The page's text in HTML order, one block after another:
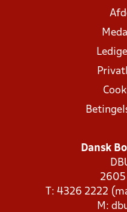
Dansk
2605
T: 4326 2222
M: